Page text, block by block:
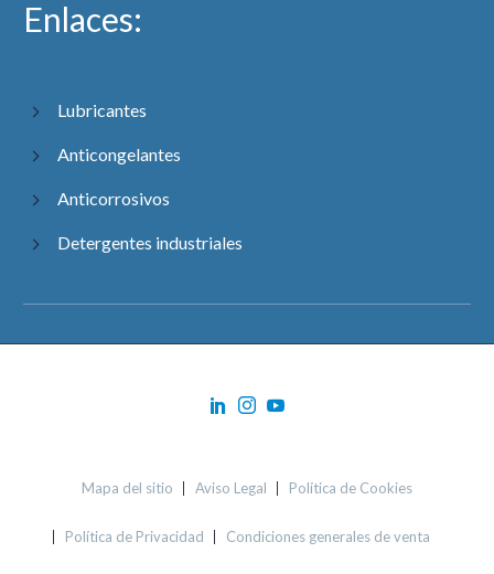
Enlaces:
Lubricantes
Anticongelantes
Anticorrosivos
Detergentes industriales
Mapa del sitio Aviso Legal Política de Cookies
Política de Privacidad Condiciones generales de venta